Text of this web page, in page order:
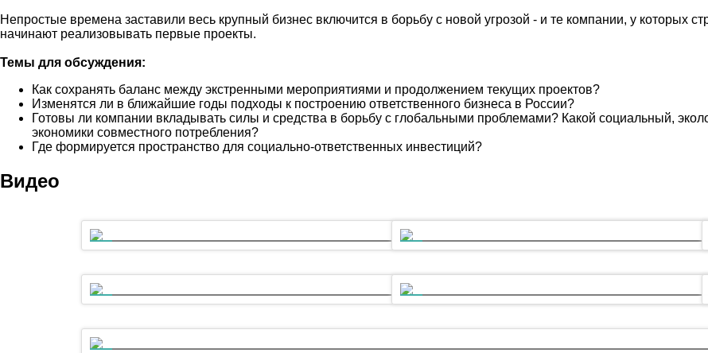
Непростые времена заставили весь крупный бизнес включится в борьбу с новой угрозой - и те компании, у которых
начинают реализовывать первые проекты.
Темы для обсуждения:
Как сохранять баланс между экстренными мероприятиями и продолжением текущих проектов?
Изменятся ли в ближайшие годы подходы к построению ответственного бизнеса в России?
Готовы ли компании вкладывать силы и средства в борьбу с глобальными проблемами? Какой социальный,
экономики совместного потребления?
Где формируется пространство для социально-ответственных инвестиций?
Видео
Open discussion. Выгода = Ответственность. Необходимая формула будущего.Технологии и инновации для устойчивого развития
Эколого-климатические риски: чему нас учит текущий кризис? Проверка на прочность: как меняется корпоративная